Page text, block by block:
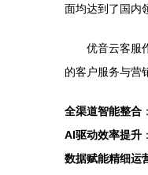
面均达到了国内
优音云客服
的客户服务与营
全渠道智能整合
AI驱动效率提升
数据赋能精细运